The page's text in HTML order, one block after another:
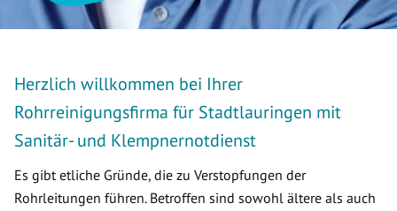
Herzlich willkommen bei Ihrer
Rohrreinigungsfirma für Stadtlauringen mit
Sanitär- und Klempnernotdienst
Es gibt etliche Gründe, die zu Verstopfungen der
Rohrleitungen führen. Betroffen sind sowohl ältere als auch